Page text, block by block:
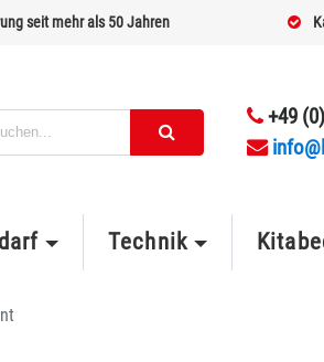
seit mehr als 50 Jahren
+49
Technik